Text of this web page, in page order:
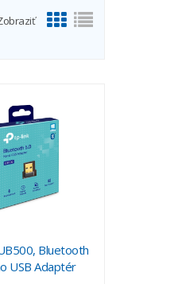
Bluetooth
USB Adaptér